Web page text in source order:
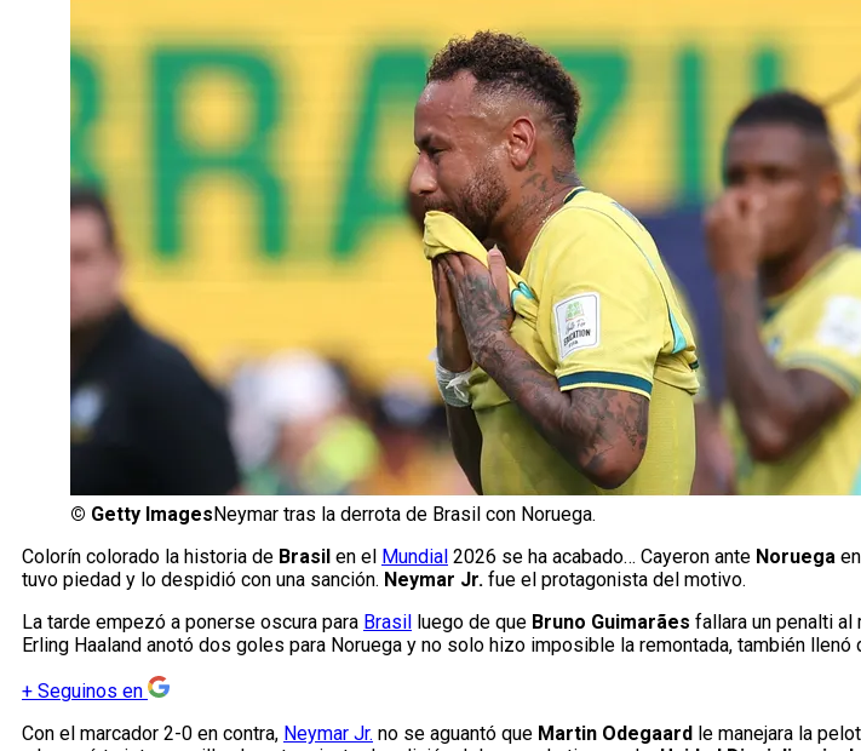
© Getty Images Neymar tras la derrota de Brasil con Noruega.
Colorín colorado la historia de Brasil en el Mundial 2026 se ha acabado… Cayeron ante Noruega
tuvo piedad y lo despidió con una sanción. Neymar Jr. fue el protagonista del motivo.
La tarde empezó a ponerse oscura para Brasil luego de que Bruno Guimarães fallara un penalti
Erling Haaland anotó dos goles para Noruega y no solo hizo imposible la remontada, también llenó
+ Seguinos en
Con el marcador 2-0 en contra, Neymar Jr. no se aguantó que Martin Odegaard le manejara la